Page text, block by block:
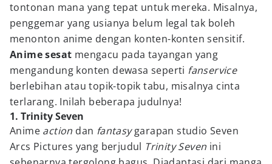
tontonan mana yang tepat untuk mereka. Misalnya,
penggemar yang usianya belum legal tak boleh
menonton anime dengan konten-konten sensitif.
Anime sesat mengacu pada tayangan yang
mengandung konten dewasa seperti fanservice
berlebihan atau topik-topik tabu, misalnya cinta
terlarang. Inilah beberapa judulnya!
1. Trinity Seven
Anime action dan fantasygarapan studio Seven
Arcs Pictures yang berjudul Trinity Seven ini